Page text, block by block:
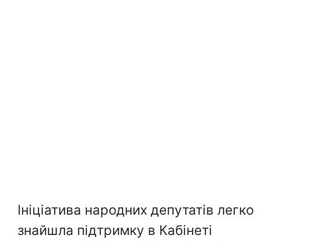
Ініціатива народних депутатів легко
знайшла підтримку в Кабінеті